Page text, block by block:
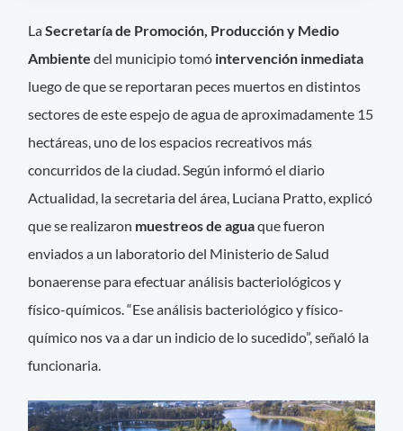
LaSecretaría de Promoción, Producción y Medio
Ambiente del municipio tomó intervención inmediata
luego de que se reportaran peces muertos en distintos
sectores de este espejo de agua de aproximadamente 15
hectáreas, uno de los espacios recreativos más
concurridos de la ciudad. Según informó el diario
Actualidad, la secretaria del área, Luciana Pratto, explicó
que se realizaron muestreos de aguaque fueron
enviados a un laboratorio del Ministerio de Salud
bonaerense para efectuar análisis bacteriológicos y
físico-químicos. “Ese análisis bacteriológico y físico-
químico nos va a dar un indicio de lo sucedido”, señaló la
funcionaria.